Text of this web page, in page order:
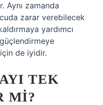
Aynı zamanda
zarar verebilecek
yardımcı
de iyidir.
TEK
MI?